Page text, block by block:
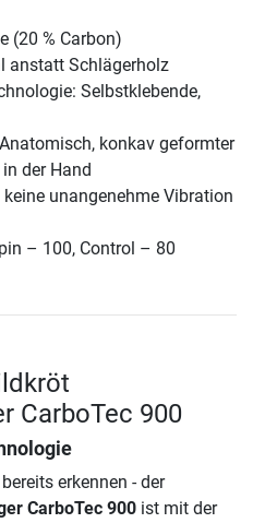
(20 % Carbon)
anstatt Schlägerholz
Selbstklebende,
konkav geformter
der Hand
unangenehme Vibration
– 100, Control – 80
CarboTec 900
erkennen - der
CarboTec 900 ist mit der